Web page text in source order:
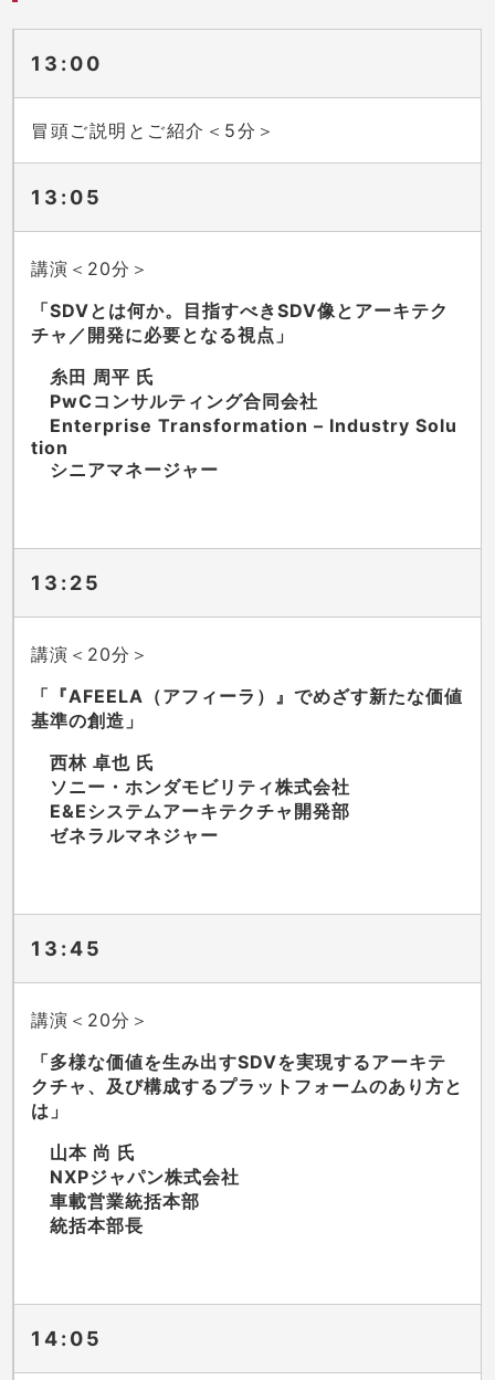
13:00
冒頭ご説明とご紹介＜5分＞
13:05
講演＜20分＞
「SDVとは何か。目指すべきSDV像とアーキテク
チャ／開発に必要となる視点」
糸田 周平 氏
PwCコンサルティング合同会社
Enterprise Transformation – Industry Solu
tion
シニアマネージャー
13:25
講演＜20分＞
「『AFEELA（アフィーラ）』でめざす新たな価値
基準の創造」
西林 卓也 氏
ソニー・ホンダモビリティ株式会社
E&Eシステムアーキテクチャ開発部
ゼネラルマネジャー
13:45
講演＜20分＞
「多様な価値を生み出すSDVを実現するアーキテ
クチャ、及び構成するプラットフォームのあり方と
は」
山本 尚 氏
NXPジャパン株式会社
車載営業統括本部
統括本部長
14:05